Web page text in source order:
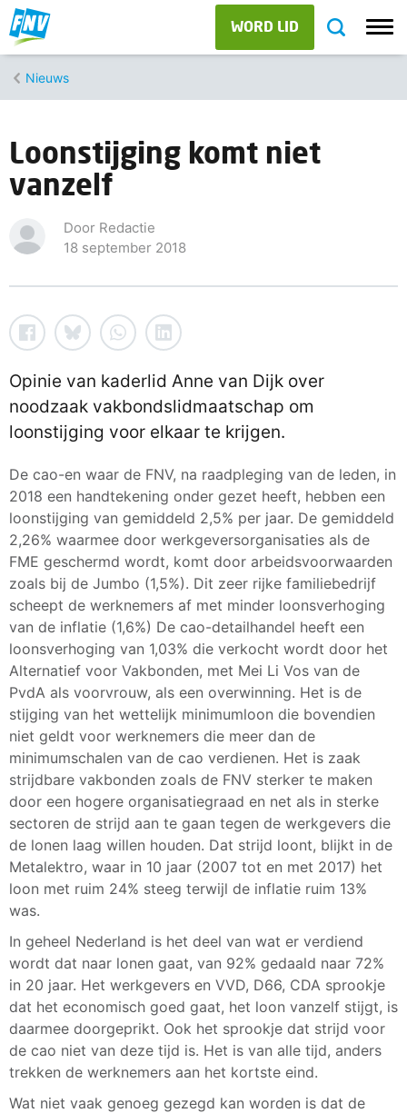
WORD LID
Nieuws
Loonstijging komt niet
vanzelf
Door Redactie
18 september 2018
Opinie van kaderlid Anne van Dijk over
noodzaak vakbondslidmaatschap om
loonstijging voor elkaar te krijgen.
De cao-en waar de FNV, na raadpleging van de leden, in
2018 een handtekening onder gezet heeft, hebben een
loonstijging van gemiddeld 2,5% per jaar. De gemiddeld
2,26% waarmee door werkgeversorganisaties als de
FME geschermd wordt, komt door arbeidsvoorwaarden
zoals bij de Jumbo (1,5%). Dit zeer rijke familiebedrijf
scheept de werknemers af met minder loonsverhoging
van de inflatie (1,6%) De cao-detailhandel heeft een
loonsverhoging van 1,03% die verkocht wordt door het
Alternatief voor Vakbonden, met Mei Li Vos van de
PvdA als voorvrouw, als een overwinning. Het is de
stijging van het wettelijk minimumloon die bovendien
niet geldt voor werknemers die meer dan de
minimumschalen van de cao verdienen. Het is zaak
strijdbare vakbonden zoals de FNV sterker te maken
door een hogere organisatiegraad en net als in sterke
sectoren de strijd aan te gaan tegen de werkgevers die
de lonen laag willen houden. Dat strijd loont, blijkt in de
Metalektro, waar in 10 jaar (2007 tot en met 2017) het
loon met ruim 24% steeg terwijl de inflatie ruim 13%
was.
In geheel Nederland is het deel van wat er verdiend
wordt dat naar lonen gaat, van 92% gedaald naar 72%
in 20 jaar. Het werkgevers en VVD, D66, CDA sprookje
dat het economisch goed gaat, het loon vanzelf stijgt, is
daarmee doorgeprikt. Ook het sprookje dat strijd voor
de cao niet van deze tijd is. Het is van alle tijd, anders
trekken de werknemers aan het kortste eind.
Wat niet vaak genoeg gezegd kan worden is dat de